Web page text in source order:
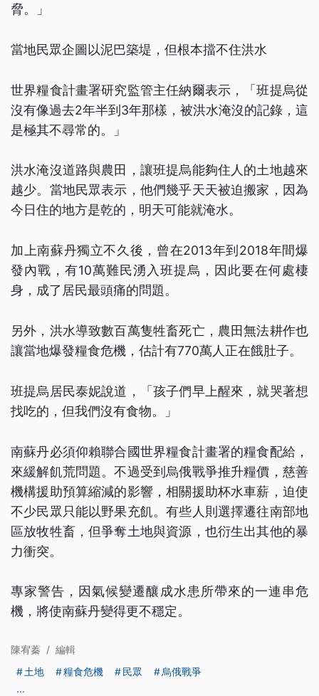
脅。」
當地民眾企圖以泥巴築堤，但根本擋不住洪水
世界糧食計畫署研究監管主任納爾表示，「班提烏從
沒有像過去2年半到3年那樣，被洪水淹沒的記錄，這
是極其不尋常的。」
洪水淹沒道路與農田，讓班提烏能夠住人的土地越來
越少。當地民眾表示，他們幾乎天天被迫搬家，因為
今日住的地方是乾的，明天可能就淹水。
加上南蘇丹獨立不久後，曾在2013年到2018年間爆
發內戰，有10萬難民湧入班提烏，因此要在何處棲
身，成了居民最頭痛的問題。
另外，洪水導致數百萬隻牲畜死亡，農田無法耕作也
讓當地爆發糧食危機，估計有770萬人正在餓肚子。
班提烏居民泰妮說道，「孩子們早上醒來，就哭著想
找吃的，但我們沒有食物。」
南蘇丹必須仰賴聯合國世界糧食計畫署的糧食配給，
來緩解飢荒問題。不過受到烏俄戰爭推升糧價，慈善
機構援助預算縮減的影響，相關援助杯水車薪，迫使
不少民眾只能以野果充飢。有些人則選擇遷往南部地
區放牧牲畜，但爭奪土地與資源，也衍生出其他的暴
力衝突。
專家警告，因氣候變遷釀成水患所帶來的一連串危
機，將使南蘇丹變得更不穩定。
陳宥蓁 / 編輯
土地
糧食危機 民眾
烏俄戰爭
...